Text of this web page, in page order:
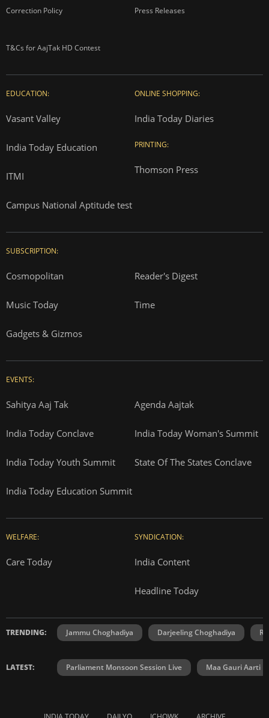
Correction Policy Press Releases
T&Cs for AajTak HD Contest
EDUCATION:
Vasant Valley
India Today Education
ITMI
Campus National Aptitude test
ONLINE SHOPPING:
India Today Diaries
PRINTING:
Thomson Press
SUBSCRIPTION:
Cosmopolitan Reader's Digest
Music Today Time
Gadgets & Gizmos
EVENTS:
Sahitya Aaj Tak Agenda Aajtak
India Today Conclave India Today Woman's Summit
India Today Youth Summit State Of The States Conclave
India Today Education Summit
WELFARE:
Care Today
SYNDICATION:
India Content
Headline Today
TRENDING: Jammu Choghadiya Darjeeling Choghadiya
LATEST: Parliament Monsoon Session Live Maa Gauri Aarti